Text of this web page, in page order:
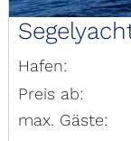
Hafen:
Preis ab:
max. Gäste: